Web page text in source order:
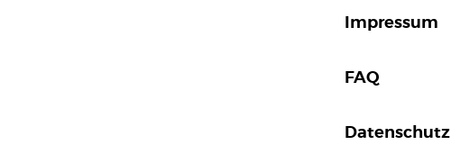
Impressum
FAQ
Datenschutz